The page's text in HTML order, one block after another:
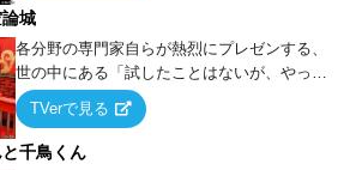
タを競い合う！
城
各分野の専門家自らが熱烈にプレゼンする、
世の中にある「試したことはないが、やって
みたらこうなる！…ハズ」という“机上の空
論”に若手芸人らがカラダを張って挑む！
TVerで見る
千鳥くん